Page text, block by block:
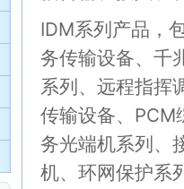
IDM系列产品 ，
务传输设备、千
系列、远程指挥
传输设备、PCM
务光端机系列、
机、环网保护系